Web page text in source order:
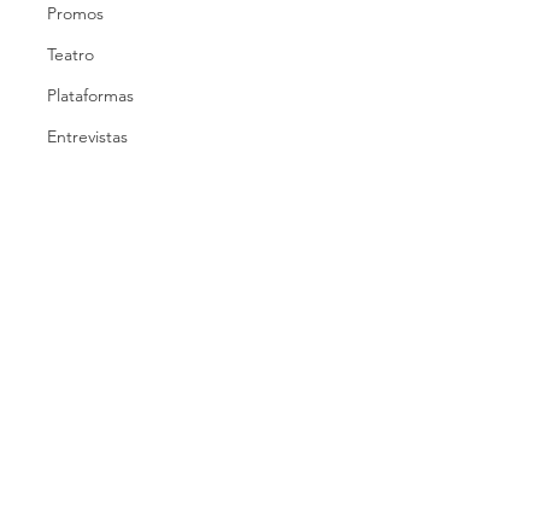
Promos
Teatro
Plataformas
Entrevistas